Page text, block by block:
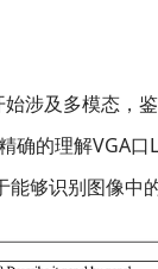
涉及多模态，
确的理解VGA
够识别图像中的